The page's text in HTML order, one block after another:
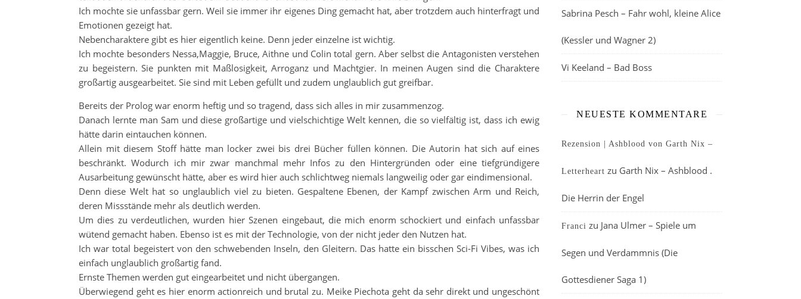
Ich mochte sie unfassbar gern. Weil sie immer ihr eigenes Ding gemacht hat, aber trotzdem auch hinterfragt und
Emotionen gezeigt hat.
Nebencharaktere gibt es hier eigentlich keine. Denn jeder einzelne ist wichtig.
Ich mochte besonders Nessa,Maggie, Bruce, Aithne und Colin total gern. Aber selbst die Antagonisten verstehen
zu begeistern. Sie punkten mit Maßlosigkeit, Arroganz und Machtgier. In meinen Augen sind die Charaktere
großartig ausgearbeitet. Sie sind mit Leben gefüllt und zudem unglaublich gut greifbar.
Bereits der Prolog war enorm heftig und so tragend, dass sich alles in mir zusammenzog.
Danach lernte man Sam und diese großartige und vielschichtige Welt kennen, die so vielfältig ist, dass ich ewig
hätte darin eintauchen können.
Allein mit diesem Stoff hätte man locker zwei bis drei Bücher füllen können. Die Autorin hat sich auf eines
beschränkt. Wodurch ich mir zwar manchmal mehr Infos zu den Hintergründen oder eine tiefgründigere
Ausarbeitung gewünscht hätte, aber es wird hier auch schlichtweg niemals langweilig oder gar eindimensional.
Denn diese Welt hat so unglaublich viel zu bieten. Gespaltene Ebenen, der Kampf zwischen Arm und Reich,
deren Missstände mehr als deutlich werden.
Um dies zu verdeutlichen, wurden hier Szenen eingebaut, die mich enorm schockiert und einfach unfassbar
wütend gemacht haben. Ebenso ist es mit der Technologie, von der nicht jeder den Nutzen hat.
Ich war total begeistert von den schwebenden Inseln, den Gleitern. Das hatte ein bisschen Sci-Fi Vibes, was ich
einfach unglaublich großartig fand.
Ernste Themen werden gut eingearbeitet und nicht übergangen.
Überwiegend geht es hier enorm actionreich und brutal zu. Meike Piechota geht da sehr direkt und ungeschönt
Sabrina Pesch – Fahr wohl, kleine Alice
(Kessler und Wagner 2)
Vi Keeland – Bad Boss
NEUESTE KOMMENTARE
Rezension | Ashblood von Garth Nix –
Letterheart zu Garth Nix – Ashblood .
Die Herrin der Engel
Franci zu Jana Ulmer – Spiele um
Segen und Verdammnis (Die
Gottesdiener Saga 1)